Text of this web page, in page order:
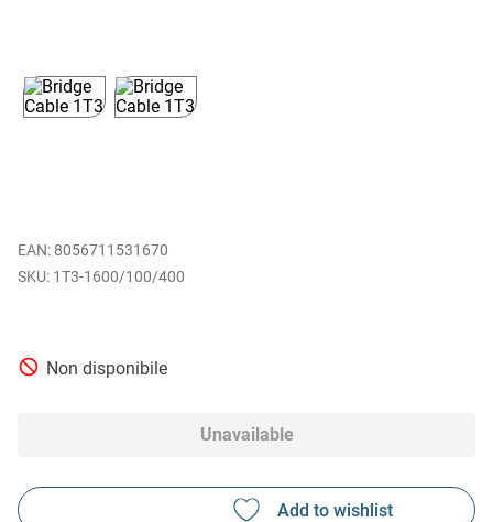
EAN: 8056711531670
1T3-1600/100/400
Non disponibile
Unavailable